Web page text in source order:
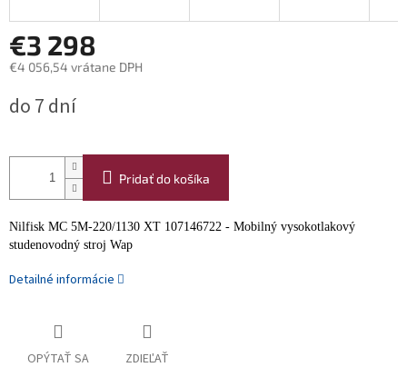
€3 298
€4 056,54 vrátane DPH
cena:
do 7 dní
Pridať do košíka
Nilfisk MC 5M-220/1130 XT 107146722 - Mobilný vysokotlakový
studenovodný stroj Wap
Detailné informácie
OPÝTAŤ SA ZDIEĽAŤ